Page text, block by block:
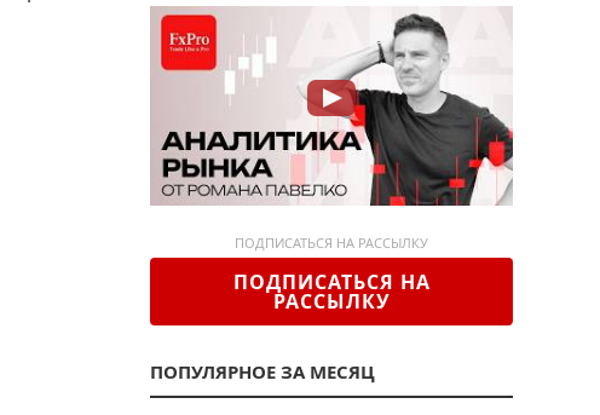
ПОДПИСАТЬСЯ НА РАССЫЛКУ
ПОДПИСАТЬСЯ НА
РАССЫЛКУ
ПОПУЛЯРНОЕ ЗА МЕСЯЦ